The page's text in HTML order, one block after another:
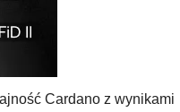
Cardano z wynikami